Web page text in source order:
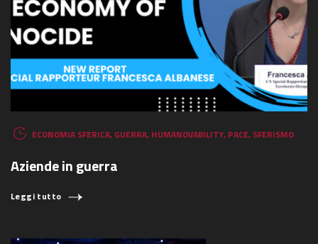
ECONOMIA SFERICA, GUERRA, HUMANOVABILITY, PACE, SFERISMO
Aziende in guerra
Leggi tutto